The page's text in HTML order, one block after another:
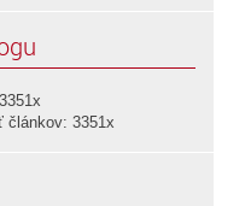
článkov: 3351x